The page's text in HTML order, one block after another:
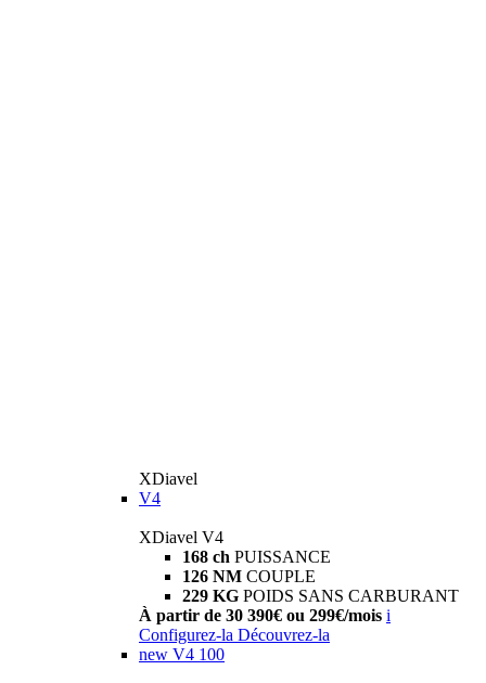
XDiavel
V4
XDiavel V4
168 ch PUISSANCE
126 NM COUPLE
229 KG POIDS SANS CARBURANT
À partir de 30 390€ ou 299€/mois i
Configurez-la Découvrez-la
new V4 100